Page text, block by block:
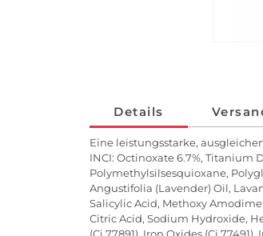
Details
Eine leistungsstarke,
INCI: Octinoxate 6.7%, Titanium
Polymethylsilsesquioxane,
Angustifolia (Lavender) Oil,
Salicylic Acid, Methoxy
Citric Acid, Sodium Hydroxide,